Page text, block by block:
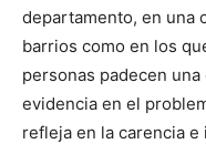
departamento, en una
barrios como en los
personas padecen
evidencia en el
refleja en la carencia